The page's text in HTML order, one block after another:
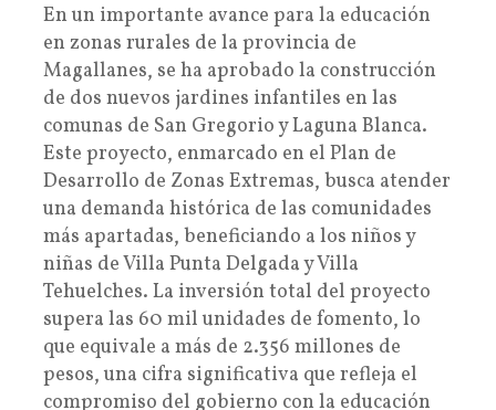
En un importante avance para la educación
en zonas rurales de la provincia de
Magallanes, se ha aprobado la construcción
de dos nuevos jardines infantiles en las
comunas de San Gregorio y Laguna Blanca.
Este proyecto, enmarcado en el Plan de
Desarrollo de Zonas Extremas, busca atender
una demanda histórica de las comunidades
más apartadas, beneficiando a los niños y
niñas de Villa Punta Delgada y Villa
Tehuelches. La inversión total del proyecto
supera las 60 mil unidades de fomento, lo
que equivale a más de 2.356 millones de
pesos, una cifra significativa que refleja el
compromiso del gobierno con la educación